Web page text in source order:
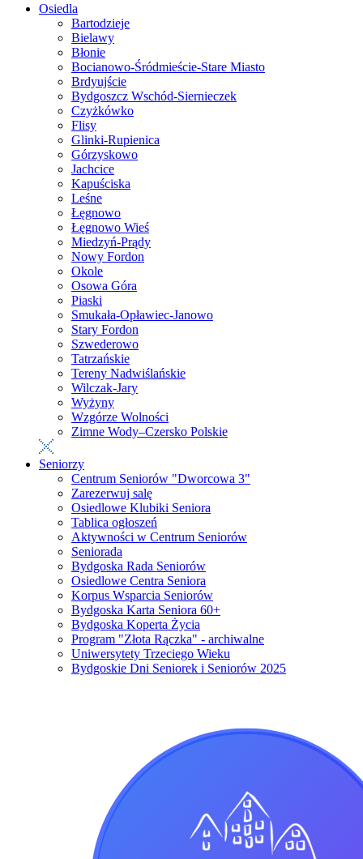
Osiedla
Bartodzieje
Bielawy
Błonie
Bocianowo-Śródmieście-Stare Miasto
Brdyujście
Bydgoszcz Wschód-Siernieczek
Czyżkówko
Flisy
Glinki-Rupienica
Górzyskowo
Jachcice
Kapuściska
Leśne
Łęgnowo
Łęgnowo Wieś
Miedzyń-Prądy
Nowy Fordon
Okole
Osowa Góra
Piaski
Smukała-Opławiec-Janowo
Stary Fordon
Szwederowo
Tatrzańskie
Tereny Nadwiślańskie
Wilczak-Jary
Wyżyny
Wzgórze Wolności
Zimne Wody–Czersko Polskie
Seniorzy
Centrum Seniorów "Dworcowa 3"
Zarezerwuj salę
Osiedlowe Klubiki Seniora
Tablica ogłoszeń
Aktywności w Centrum Seniorów
Seniorada
Bydgoska Rada Seniorów
Osiedlowe Centra Seniora
Korpus Wsparcia Seniorów
Bydgoska Karta Seniora 60+
Bydgoska Koperta Życia
Program "Złota Rączka" - archiwalne
Uniwersytety Trzeciego Wieku
Bydgoskie Dni Seniorek i Seniorów 2025